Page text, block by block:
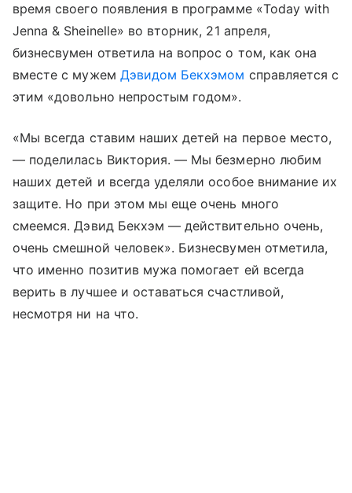
время своего появления в программе «Today with
Jenna & Sheinelle» во вторник, 21 апреля,
бизнесвумен ответила на вопрос о том, как она
вместе с мужем Дэвидом Бекхэмом справляется с
этим «довольно непростым годом».
«Мы всегда ставим наших детей на первое место,
— поделилась Виктория. — Мы безмерно любим
наших детей и всегда уделяли особое внимание их
защите. Но при этом мы еще очень много
смеемся. Дэвид Бекхэм — действительно очень,
очень смешной человек». Бизнесвумен отметила,
что именно позитив мужа помогает ей всегда
верить в лучшее и оставаться счастливой,
несмотря ни на что.